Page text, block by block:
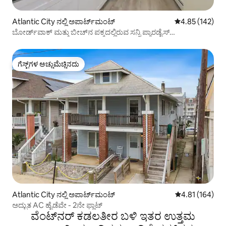
Atlantic City ನಲ್ಲಿ ಅಪಾರ್ಟ್‌ಮಂಟ್ 5 ರಲ್ಲಿ 4.85
4.85 (142)
ಬೋರ್ಡ್‌ವಾಕ್ ಮತ್ತು ಬೀಚ್‌ನ ಪಕ್ಕದಲ್ಲಿರುವ ಸನ್ನಿ ಪ್ಯಾರಡೈಸ್
ಗೆಸ್ಟ್‌ಗಳ ಅಚ್ಚುಮೆಚ್ಚಿನದು
ಗೆಸ್ಟ್‌ಗಳ ಅಚ್ಚುಮೆಚ್ಚಿನದು
Atlantic City ನಲ್ಲಿ ಅಪಾರ್ಟ್‌ಮಂಟ್ 5 ರಲ್ಲಿ 4.81
4.81 (164)
ಅದ್ಭುತ AC ಹೈಡೆವೇ - 2ನೇ ಫ್ಲಾಟ್
ವೆಂಟ್‌ನರ್ ಕಡಲತೀರ ಬಳಿ ಇತರ ಉತ್ತಮ